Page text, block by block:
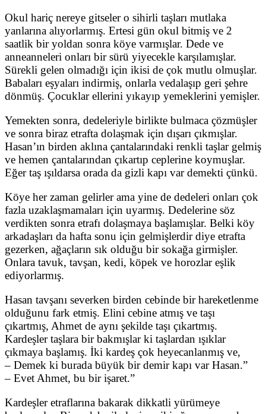
Okul hariç nereye gitseler o sihirli taşları mutlaka
yanlarına alıyorlarmış. Ertesi gün okul bitmiş ve 2
saatlik bir yoldan sonra köye varmışlar. Dede ve
anneanneleri onları bir sürü yiyecekle karşılamışlar.
Sürekli gelen olmadığı için ikisi de çok mutlu olmuşlar.
Babaları eşyaları indirmiş, onlarla vedalaşıp geri şehre
dönmüş. Çocuklar ellerini yıkayıp yemeklerini yemişler.
Yemekten sonra, dedeleriyle birlikte bulmaca çözmüşler
ve sonra biraz etrafta dolaşmak için dışarı çıkmışlar.
Hasan’ın birden aklına çantalarındaki renkli taşlar gelmiş
ve hemen çantalarından çıkartıp ceplerine koymuşlar.
Eğer taş ışıldarsa orada da gizli kapı var demekti çünkü.
Köye her zaman gelirler ama yine de dedeleri onları çok
fazla uzaklaşmamaları için uyarmış. Dedelerine söz
verdikten sonra etrafı dolaşmaya başlamışlar. Belki köy
arkadaşları da hafta sonu için gelmişlerdir diye etrafta
gezerken, ağaçların sık olduğu bir sokağa girmişler.
Onlara tavuk, tavşan, kedi, köpek ve horozlar eşlik
ediyorlarmış.
Hasan tavşanı severken birden cebinde bir hareketlenme
olduğunu fark etmiş. Elini cebine atmış ve taşı
çıkartmış, Ahmet de aynı şekilde taşı çıkartmış.
Kardeşler taşlara bir bakmışlar ki taşlardan ışıklar
çıkmaya başlamış. İki kardeş çok heyecanlanmış ve,
– Demek ki burada büyük bir demir kapı var Hasan.”
– Evet Ahmet, bu bir işaret.”
Kardeşler etraflarına bakarak dikkatli yürümeye